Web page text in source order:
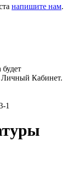
напишите нам.
Личный Кабинет.